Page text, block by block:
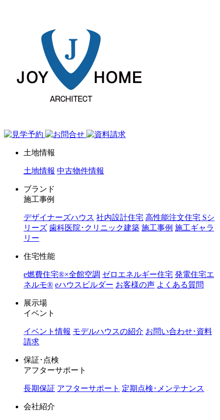
土地情報
土地情報 中古物件情報
ブランド
施工事例
デザイナーズハウス 社内設計住宅 高性能注文住宅 Sシ
リーズ 歯科医院･クリニック建築 施工事例 施工ギャラ
リー
住宅性能
e燃費住宅®︎×全館空調 ゼロエネルギー住宅 発電住宅エ
ネルモ®︎ eハウスビルダー お客様の声 よくある質問
展示場
イベント
イベント情報 モデルハウスの紹介 お問い合わせ･資料
請求
保証･点検
アフターサポート
長期保証 アフターサポート 定期点検･メンテナンス
会社紹介